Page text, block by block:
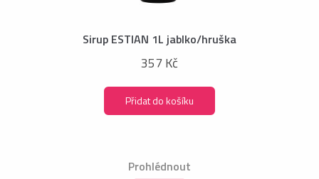
Sirup ESTIAN 1L jablko/hruška
357 Kč
Přidat do košíku
Prohlédnout